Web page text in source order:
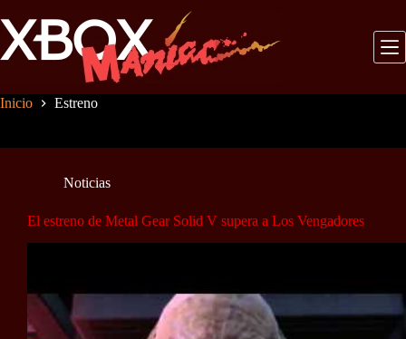
al
contenido
Inicio Estreno
Noticias
El estreno de Metal Gear Solid V supera a Los Vengadores